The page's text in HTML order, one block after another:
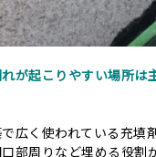
が起こりやすい場所は
広く使われている充填
部周りなど埋める役割